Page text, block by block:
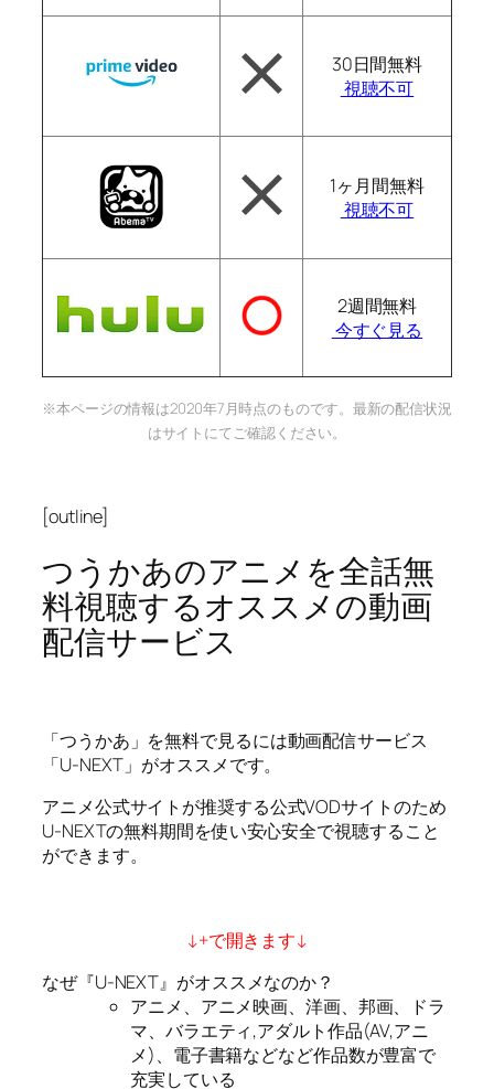
30日間無料
視聴不可
1ヶ月間無料
視聴不可
2週間無料
今すぐ見る
※本ページの情報は2020年7月時点のものです。最新の配信状況
はサイトにてご確認ください。
[outline]
つうかあのアニメを全話無
料視聴するオススメの動画
配信サービス
「つうかあ」を無料で見るには動画配信サービス
「U-NEXT」がオススメです。
アニメ公式サイトが推奨する公式VODサイトのため
U-NEXTの無料期間を使い安心安全で視聴すること
ができます。
↓+で開きます↓
なぜ『U-NEXT』がオススメなのか？
アニメ、アニメ映画、洋画、邦画、ドラ
マ、バラエティ,アダルト作品(AV,アニ
メ)、電子書籍などなど作品数が豊富で
充実している